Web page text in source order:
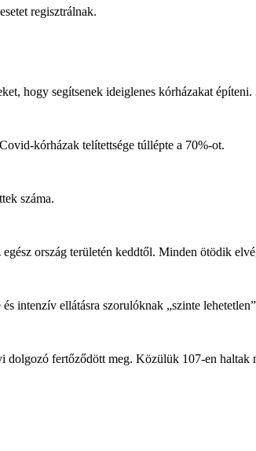
regisztrálnak.
hogy segítsenek ideiglenes kórházakat
kórházak telítettsége túllépte a 70%-ot.
száma.
ország területén keddtől. Minden ötödik
intenzív ellátásra szorulóknak „szinte
dolgozó fertőződött meg. Közülük 107-en haltak